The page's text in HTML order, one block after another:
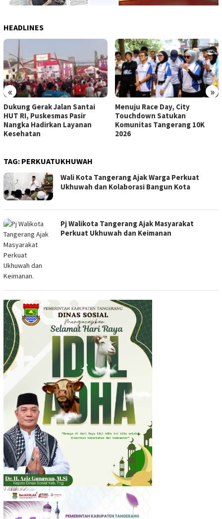
HEADLINES
« »
Dukung Gerak Jalan Santai
HUT RI, Puskesmas Pasir
Nangka Hadirkan Layanan
Kesehatan
Menuju Race Day, City
Touchdown Satukan
Komunitas Tangerang 10K
2026
TAG: PERKUATUKHUWAH
Wali Kota Tangerang Ajak Warga Perkuat
Ukhuwah dan Kolaborasi Bangun Kota
Pj Walikota Tangerang Ajak Masyarakat
Perkuat Ukhuwah dan Keimanan